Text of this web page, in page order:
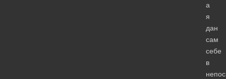
а
я
дан
сам
себе
в